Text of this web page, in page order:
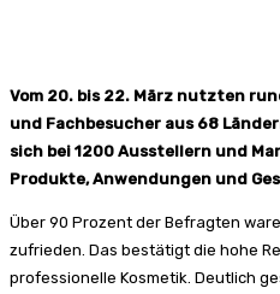
Vom 20. bis 22. März nutzten
und Fachbesucher aus 68
sich bei 1200 Ausstellern und
Produkte, Anwendungen und
Über 90 Prozent der Befragten
zufrieden. Das bestätigt die hohe
professionelle Kosmetik. Deutlich